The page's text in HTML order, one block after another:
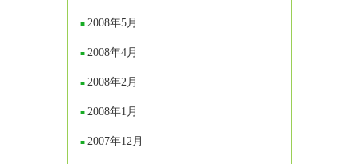
2008年5月
2008年4月
2008年2月
2008年1月
2007年12月